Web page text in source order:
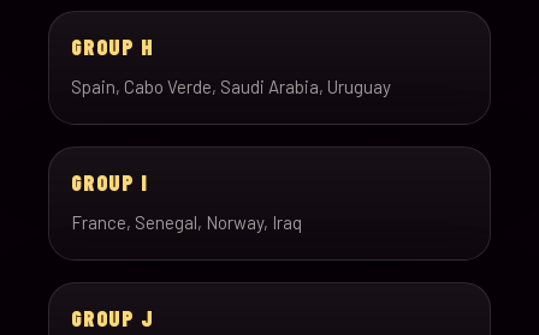
GROUP H
Spain, Cabo Verde, Saudi Arabia, Uruguay
GROUP I
France, Senegal, Norway, Iraq
GROUP J